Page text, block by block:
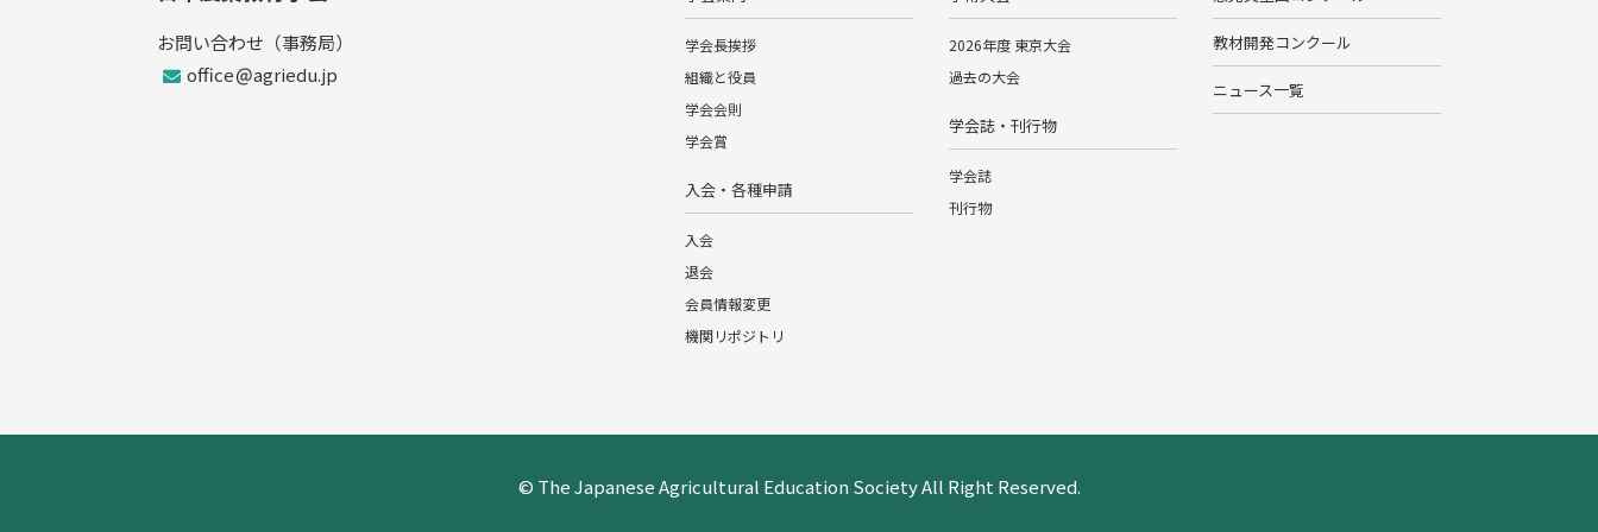
お問い合わせ（事務局）
office
agriedu.jp
学会長挨拶
組織と役員
学会会則
学会賞
入会・各種申請
入会
退会
会員情報変更
機関リポジトリ
2026年度 東京大会
過去の大会
学会誌・刊行物
学会誌
刊行物
教材開発コンクール
ニュース一覧
© The Japanese Agricultural Education Society All Right Reserved.